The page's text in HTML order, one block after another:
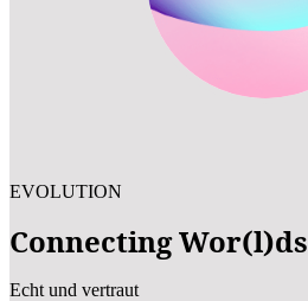
EVOLUTION
Connecting Wor(l)ds
Echt und vertraut